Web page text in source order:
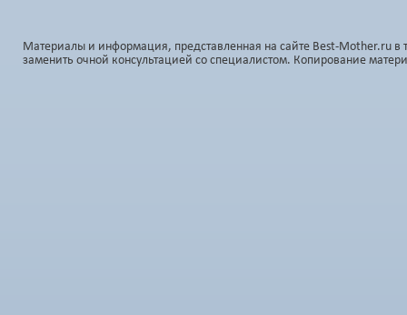
Материалы и информация, представленная на сайте Best-Mother.ru
заменить очной консультацией со специалистом. Копирование